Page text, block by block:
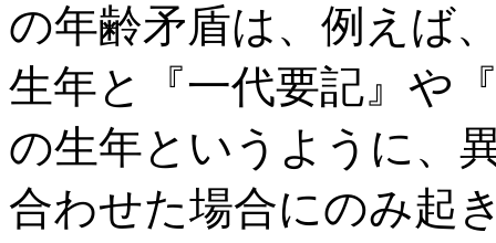
の年齢矛盾は、例えば
生年と『一代要記』や
の生年というように、
合わせた場合にのみ起